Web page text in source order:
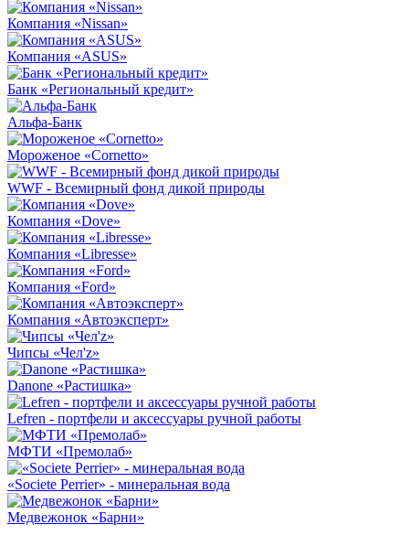
Компания «Nissan»
Компания «ASUS»
Банк «Региональный кредит»
Альфа-Банк
Мороженое «Cornetto»
WWF - Всемирный фонд дикой природы
Компания «Dove»
Компания «Libresse»
Компания «Ford»
Компания «Автоэксперт»
Чипсы «Чел'z»
Danone «Растишка»
Lefren - портфели и аксессуары ручной работы
МФТИ «Премолаб»
«Societe Perrier» - минеральная вода
Медвежонок «Барни»